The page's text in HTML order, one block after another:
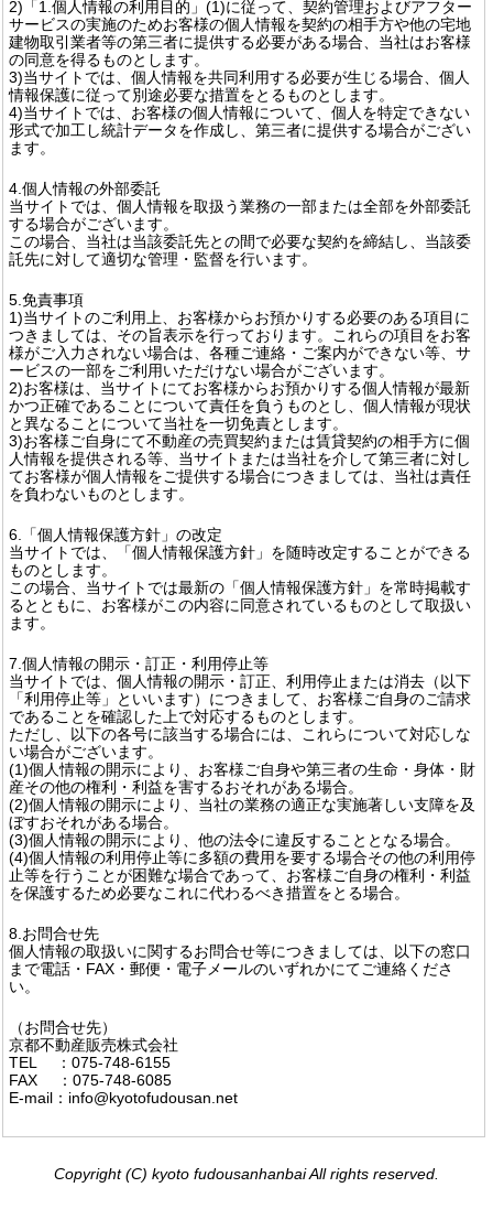
2)「1.個人情報の利用目的」(1)に従って、契約管理およびアフター
サービスの実施のためお客様の個人情報を契約の相手方や他の宅地
建物取引業者等の第三者に提供する必要がある場合、当社はお客様
の同意を得るものとします。
3)当サイトでは、個人情報を共同利用する必要が生じる場合、個人
情報保護に従って別途必要な措置をとるものとします。
4)当サイトでは、お客様の個人情報について、個人を特定できない
形式で加工し統計データを作成し、第三者に提供する場合がござい
ます。
4.個人情報の外部委託
当サイトでは、個人情報を取扱う業務の一部または全部を外部委託
する場合がございます。
この場合、当社は当該委託先との間で必要な契約を締結し、当該委
託先に対して適切な管理・監督を行います。
5.免責事項
1)当サイトのご利用上、お客様からお預かりする必要のある項目に
つきましては、その旨表示を行っております。これらの項目をお客
様がご入力されない場合は、各種ご連絡・ご案内ができない等、サ
ービスの一部をご利用いただけない場合がございます。
2)お客様は、当サイトにてお客様からお預かりする個人情報が最新
かつ正確であることについて責任を負うものとし、個人情報が現状
と異なることについて当社を一切免責とします。
3)お客様ご自身にて不動産の売買契約または賃貸契約の相手方に個
人情報を提供される等、当サイトまたは当社を介して第三者に対し
てお客様が個人情報をご提供する場合につきましては、当社は責任
を負わないものとします。
6.「個人情報保護方針」の改定
当サイトでは、「個人情報保護方針」を随時改定することができる
ものとします。
この場合、当サイトでは最新の「個人情報保護方針」を常時掲載す
るとともに、お客様がこの内容に同意されているものとして取扱い
ます。
7.個人情報の開示・訂正・利用停止等
当サイトでは、個人情報の開示・訂正、利用停止または消去（以下
「利用停止等」といいます）につきまして、お客様ご自身のご請求
であることを確認した上で対応するものとします。
ただし、以下の各号に該当する場合には、これらについて対応しな
い場合がございます。
(1)個人情報の開示により、お客様ご自身や第三者の生命・身体・財
産その他の権利・利益を害するおそれがある場合。
(2)個人情報の開示により、当社の業務の適正な実施著しい支障を及
ぼすおそれがある場合。
(3)個人情報の開示により、他の法令に違反することとなる場合。
(4)個人情報の利用停止等に多額の費用を要する場合その他の利用停
止等を行うことが困難な場合であって、お客様ご自身の権利・利益
を保護するため必要なこれに代わるべき措置をとる場合。
8.お問合せ先
個人情報の取扱いに関するお問合せ等につきましては、以下の窓口
まで電話・FAX・郵便・電子メールのいずれかにてご連絡くださ
い。
（お問合せ先）
京都不動産販売株式会社
TEL ：075‐748‐6155
FAX ：075‐748‐6085
E-mail：info@kyotofudousan.net
Copyright (C) kyoto fudousanhanbai All rights reserved.